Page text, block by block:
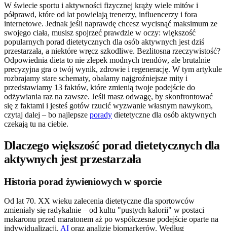
W świecie sportu i aktywności fizycznej krąży wiele mitów i
półprawd, które od lat powielają trenerzy, influencerzy i fora
internetowe. Jednak jeśli naprawdę chcesz wycisnąć maksimum ze
swojego ciała, musisz spojrzeć prawdzie w oczy: większość
popularnych porad dietetycznych dla osób aktywnych jest dziś
przestarzała, a niektóre wręcz szkodliwe. Bezlitosna rzeczywistość?
Odpowiednia dieta to nie zlepek modnych trendów, ale brutalnie
precyzyjna gra o twój wynik, zdrowie i regenerację. W tym artykule
rozbrajamy stare schematy, obalamy najgroźniejsze mity i
przedstawiamy 13 faktów, które zmienią twoje podejście do
odżywiania raz na zawsze. Jeśli masz odwagę, by skonfrontować
się z faktami i jesteś gotów rzucić wyzwanie własnym nawykom,
czytaj dalej – bo najlepsze porady dietetyczne dla osób aktywnych
czekają tu na ciebie.
Dlaczego większość porad dietetycznych dla
aktywnych jest przestarzała
Historia porad żywieniowych w sporcie
Od lat 70. XX wieku zalecenia dietetyczne dla sportowców
zmieniały się radykalnie – od kultu "pustych kalorii" w postaci
makaronu przed maratonem aż po współczesne podejście oparte na
indywidualizacji, AI oraz analizie biomarkerów. Według